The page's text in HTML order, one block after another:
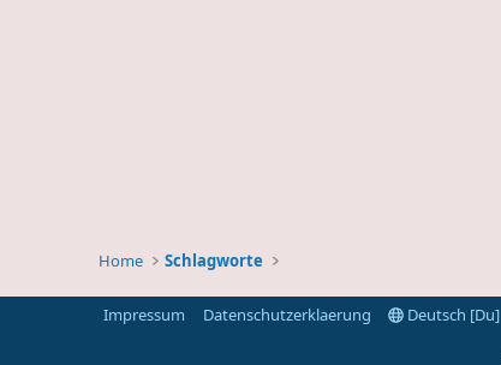
Home Schlagworte
Impressum Datenschutzerklaerung Deutsch [Du]